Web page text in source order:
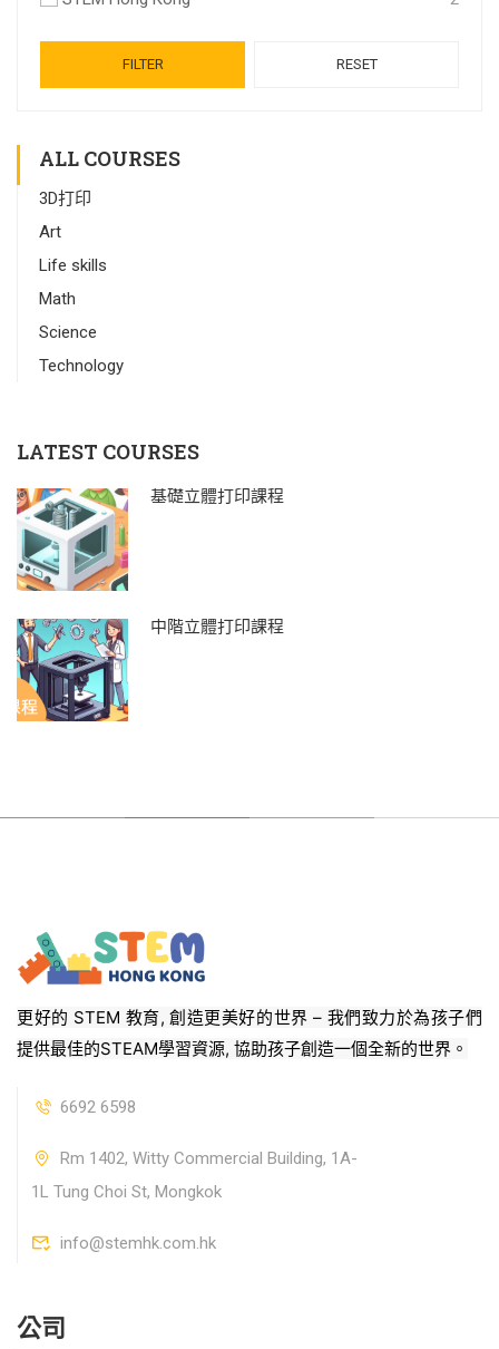
FILTER RESET
ALL COURSES
3D打印
Art
Life skills
Math
Science
Technology
LATEST COURSES
基礎立體打印課程
中階立體打印課程
更好的 STEM 教育, 創造更美好的世界 – 我們致力於為孩子們
提供最佳的STEAM學習資源, 協助孩子創造一個全新的世界。
6692 6598
Rm 1402, Witty Commercial Building, 1A-
1L Tung Choi St, Mongkok
info@stemhk.com.hk
公司